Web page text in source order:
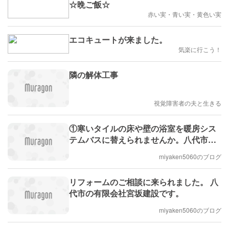
☆晩ご飯☆
赤い実・青い実・黄色い実
エコキュートが来ました。
気楽に行こう！
隣の解体工事
視覚障害者の夫と生きる
①寒いタイルの床や壁の浴室を暖房シス
テムバスに替えられませんか。八代市の
miyaken5060のブログ
リフォームのご相談に来られました。 八
代市の有限会社宮坂建設です。
miyaken5060のブログ